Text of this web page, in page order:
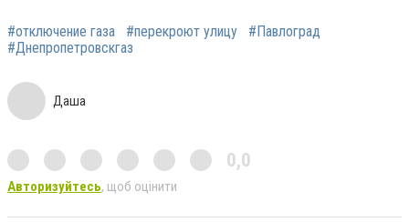
#отключение газа #перекроют улицу
#Павлоград
#Днепропетровскгаз
Даша
0,0
Авторизуйтесь, щоб оцінити